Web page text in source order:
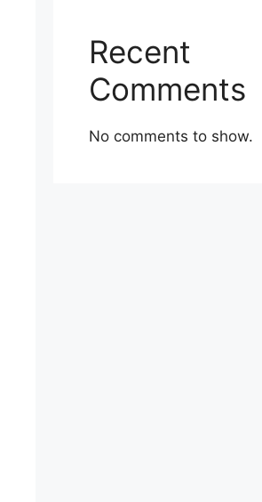
Recent
Comments
No comments to show.